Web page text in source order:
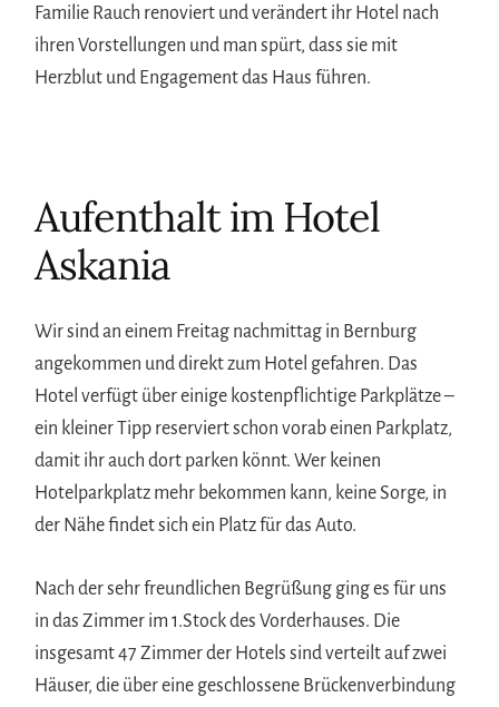
Familie Rauch renoviert und verändert ihr Hotel nach
ihren Vorstellungen und man spürt, dass sie mit
Herzblut und Engagement das Haus führen.
Aufenthalt im Hotel
Askania
Wir sind an einem Freitag nachmittag in Bernburg
angekommen und direkt zum Hotel gefahren. Das
Hotel verfügt über einige kostenpflichtige Parkplätze –
ein kleiner Tipp reserviert schon vorab einen Parkplatz,
damit ihr auch dort parken könnt. Wer keinen
Hotelparkplatz mehr bekommen kann, keine Sorge, in
der Nähe findet sich ein Platz für das Auto.
Nach der sehr freundlichen Begrüßung ging es für uns
in das Zimmer im 1.Stock des Vorderhauses. Die
insgesamt 47 Zimmer der Hotels sind verteilt auf zwei
Häuser, die über eine geschlossene Brückenverbindung